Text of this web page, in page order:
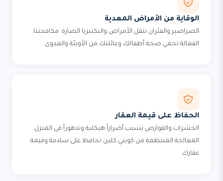
الوقاية من الأمراض المعدية
الصراصير والفئران تنقل الأمراض والبكتيريا الضارة. مكافحتنا
الفعالة تحمي صحة أطفالك وعائلتك من الأوبئة والعدوى.
الحفاظ على قيمة العقار
الحشرات والقوارض تسبب أضراراً هيكلية وتدهوراً في المنزل.
المعالجة المنتظمة من كويتي كلين تحافظ على سلامة وقيمة
عقارك.